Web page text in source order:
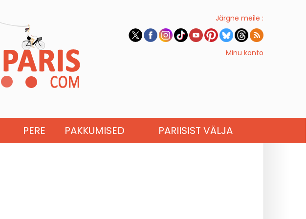
Järgne meile :
Minu konto
PERE PAKKUMISED PARIISIST VÄLJA